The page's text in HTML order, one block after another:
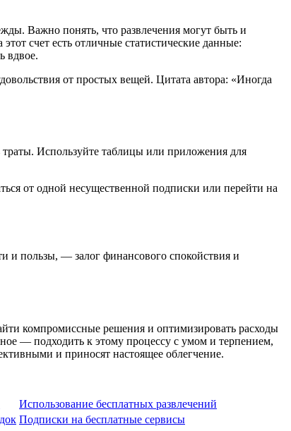
Важно понять, что развлечения могут быть и
счет есть отличные статистические данные:
вдвое.
от простых вещей. Цитата автора: «Иногда
Используйте таблицы или приложения для
от одной несущественной подписки или перейти на
и пользы, — залог финансового спокойствия и
компромиссные решения и оптимизировать расходы
— подходить к этому процессу с умом и терпением,
и приносят настоящее облегчение.
Использование бесплатных развлечений
Подписки на бесплатные сервисы